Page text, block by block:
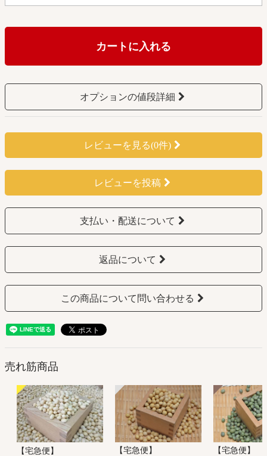
カートに入れる
オプションの値段詳細
レビューを見る(0件)
レビューを投稿
支払い・配送について
返品について
この商品について問い合わせる
売れ筋商品
【宅急便】
【宅急便】
【宅急便】